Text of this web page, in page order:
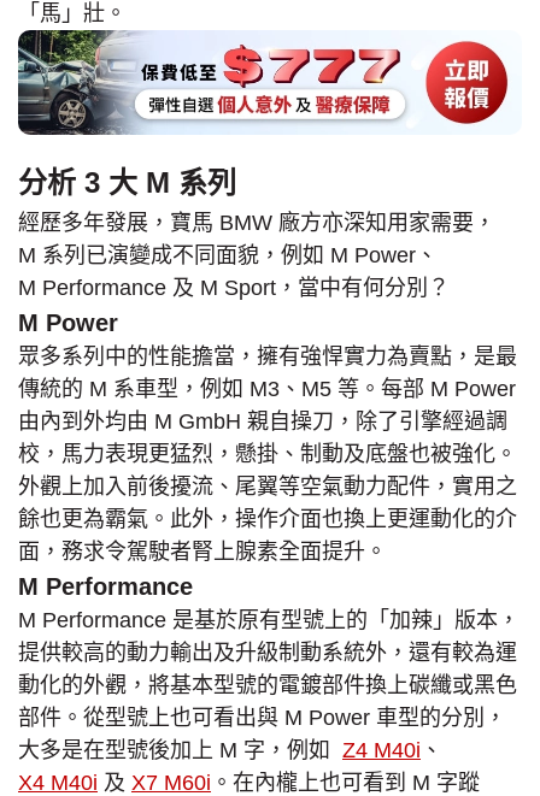
「馬」壯。
分析 3 大 M 系列
經歷多年發展，寶馬 BMW 廠方亦深知用家需要，
M 系列已演變成不同面貌，例如 M Power、
M Performance 及 M Sport，當中有何分別？
M Power
眾多系列中的性能擔當，擁有強悍實力為賣點，是最
傳統的 M 系車型，例如 M3、M5 等。每部 M Power
由內到外均由 M GmbH 親自操刀，除了引擎經過調
校，馬力表現更猛烈，懸掛、制動及底盤也被強化。
外觀上加入前後擾流、尾翼等空氣動力配件，實用之
餘也更為霸氣。此外，操作介面也換上更運動化的介
面，務求令駕駛者腎上腺素全面提升。
M Performance
M Performance 是基於原有型號上的「加辣」版本，
提供較高的動力輸出及升級制動系統外，還有較為運
動化的外觀，將基本型號的電鍍部件換上碳纖或黑色
部件。從型號上也可看出與 M Power 車型的分別，
大多是在型號後加上 M 字，例如 Z4 M40i 、
X4 M40i 及 X7 M60i 。在內櫳上也可看到 M 字蹤